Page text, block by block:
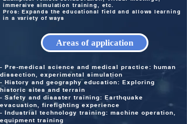
immersive simulation training, etc.
Pros: Expands the educational field and allows learning
in a variety of ways
Areas of application
- Pre-medical science and medical practice: human
dissection, experimental simulation
- History and geography education: Exploring
historic sites and terrain
- Safety and disaster training: Earthquake
evacuation, firefighting experience
- Industrial technology training: machine operation,
equipment training